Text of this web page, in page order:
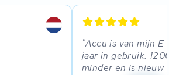
Accu is van mijn
jaar in gebruik.
minder en is